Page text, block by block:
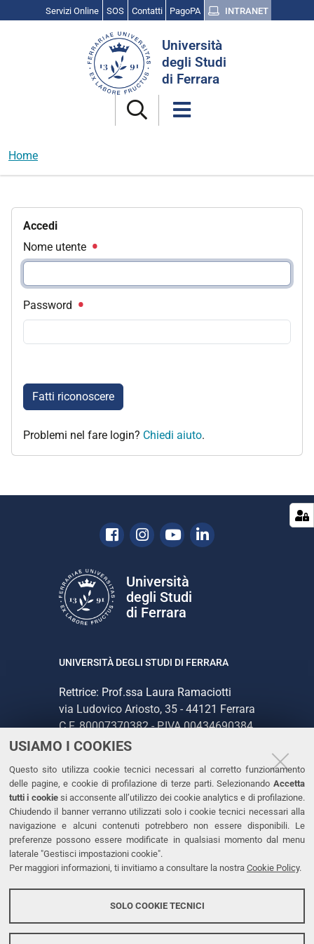
USIAMO I COOKIES
Questo sito utilizza cookie tecnici necessari al corretto funzionamento
delle pagine, e cookie di profilazione di terze parti. Selezionando Accetta
tutti i cookiesi acconsente all’utilizzo dei cookie analytics e di profilazione.
Chiudendo il banner verranno utilizzati solo i cookie tecnici necessari alla
navigazione e alcuni contenuti potrebbero non essere disponibili. Le
preferenze possono essere modificate in qualsiasi momento dal menu
laterale "Gestisci impostazioni cookie".
Per maggiori informazioni, ti invitiamo a consultare la nostra Cookie Policy.
SOLO COOKIE TECNICI
Servizi Online SOS Contatti PagoPA INTRANET
Università
degli Studi
di Ferrara
Home
Accedi
Nome utente
Password
Fatti riconoscere
Problemi nel fare login? Chiedi aiuto.
Facebook
Instagram
YoutubeLinkedin
Università
degli Studi
di Ferrara
UNIVERSITÀ DEGLI STUDI DI FERRARA
Rettrice: Prof.ssa Laura Ramaciotti
via Ludovico Ariosto, 35 - 44121 Ferrara
C.F. 80007370382 - P.IVA 00434690384
CONTATTI
Tel. +39 0532 293111
Fax. +39 0532 293031
PEC
LINKS
Accessibilità
Protezione dati personali